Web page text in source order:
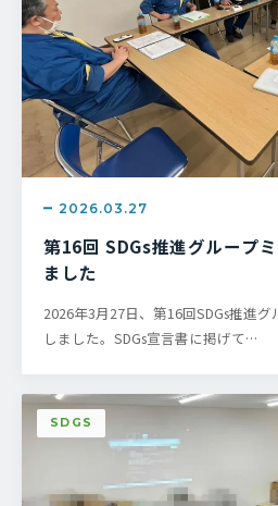
2026.03.27
第16回 SDGs推進グループ
ました
2026年3月27日、第16回SDGs推進
しました。SDGs宣言書に掲げて…
SDGS